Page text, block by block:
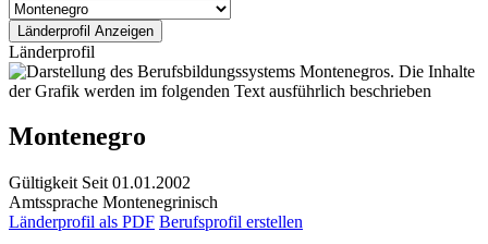
Länderprofil
Montenegro
Gültigkeit Seit 01.01.2002
Amtssprache Montenegrinisch
Länderprofil als PDF Berufsprofil erstellen